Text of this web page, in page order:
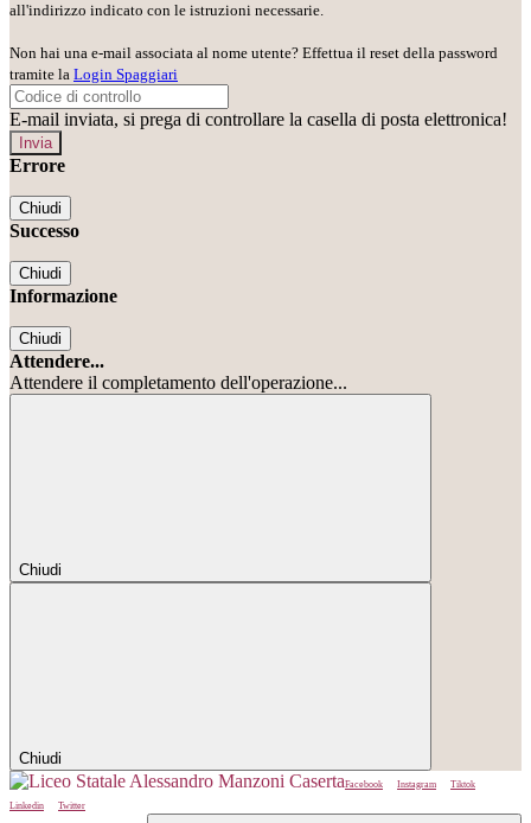
all'indirizzo indicato con le istruzioni necessarie.
Non hai una e-mail associata al nome utente? Effettua il reset della password
tramite la Login Spaggiari
E-mail inviata, si prega di controllare la casella di posta elettronica!
Errore
Chiudi
Successo
Chiudi
Informazione
Chiudi
Attendere...
Attendere il completamento dell'operazione...
Chiudi
Chiudi
Facebook Instagram
Tiktok
Linkedin
Twitter